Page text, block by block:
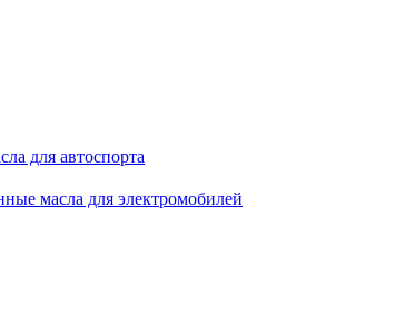
для автоспорта
масла для электромобилей